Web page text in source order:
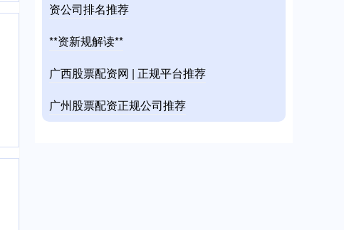
资公司排名推荐
**资新规解读**
广西股票配资网 | 正规平台推荐
广州股票配资正规公司推荐